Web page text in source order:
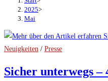
2025>
Mai
Neuigkeiten / Presse
Sicher unterwegs